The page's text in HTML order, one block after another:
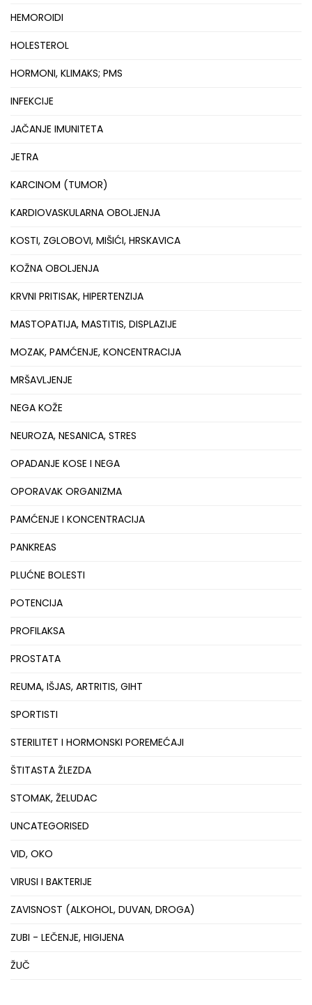
HEMOROIDI
HOLESTEROL
HORMONI, KLIMAKS; PMS
INFEKCIJE
JAČANJE IMUNITETA
JETRA
KARCINOM (TUMOR)
KARDIOVASKULARNA OBOLJENJA
KOSTI, ZGLOBOVI, MIŠIĆI, HRSKAVICA
KOŽNA OBOLJENJA
KRVNI PRITISAK, HIPERTENZIJA
MASTOPATIJA, MASTITIS, DISPLAZIJE
MOZAK, PAMĆENJE, KONCENTRACIJA
MRŠAVLJENJE
NEGA KOŽE
NEUROZA, NESANICA, STRES
OPADANJE KOSE I NEGA
OPORAVAK ORGANIZMA
PAMĆENJE I KONCENTRACIJA
PANKREAS
PLUĆNE BOLESTI
POTENCIJA
PROFILAKSA
PROSTATA
REUMA, IŠJAS, ARTRITIS, GIHT
SPORTISTI
STERILITET I HORMONSKI POREMEĆAJI
ŠTITASTA ŽLEZDA
STOMAK, ŽELUDAC
UNCATEGORISED
VID, OKO
VIRUSI I BAKTERIJE
ZAVISNOST (ALKOHOL, DUVAN, DROGA)
ZUBI - LEČENJE, HIGIJENA
ŽUČ